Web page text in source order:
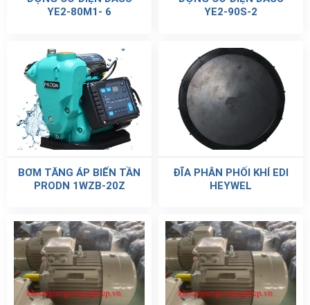
YE2-80M1- 6
YE2-90S-2
BƠM TĂNG ÁP BIẾN TẦN
PRODN 1WZB-20Z
ĐĨA PHÂN PHỐI KHÍ EDI
HEYWEL